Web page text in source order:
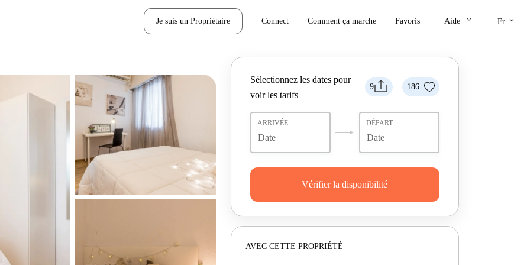
Je suis un Propriétaire Connect Comment ça marche Favoris Aide keyboard_arrow_down Fr keyboard_arrow_down
9 186
Sélectionnez les dates pour
voir les tarifs
ARRIVÉE DÉPART
Vérifier la disponibilité
AVEC CETTE PROPRIÉTÉ